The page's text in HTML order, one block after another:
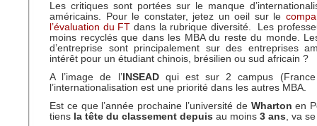
Les critiques sont portées sur le manque
américains. Pour le constater, jetez un oeil sur le
l’évaluation du FT dans la rubrique diversité. Les
moins recyclés que dans les MBA du reste du monde.
d’entreprise sont principalement sur des entreprises
intérêt pour un étudiant chinois, brésilien ou sud africain ?
A l’image de l’INSEADqui est sur 2 campus (France
l’internationalisation est une priorité dans les autres MBA.
Est ce que l’année prochaine l’université de Wharton en
tiens la tête du classement depuis au moins 3 ans, va